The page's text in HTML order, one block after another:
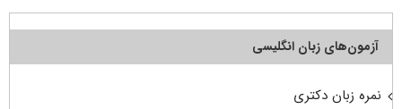
آزمون‌های زبان انگلیسی
نمره زبان دکتری